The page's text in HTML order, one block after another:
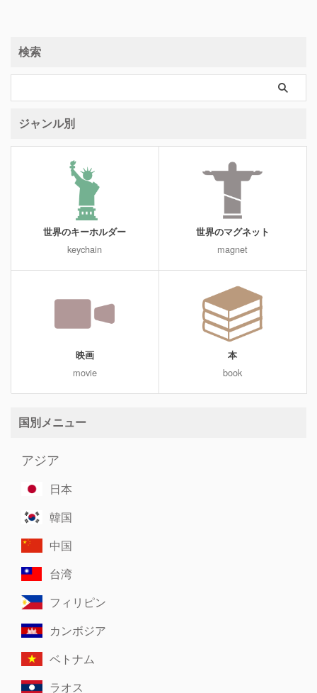
検索
ジャンル別
世界のキーホルダー
keychain
世界のマグネット
magnet
映画
movie
本
book
国別メニュー
アジア
日本
韓国
中国
台湾
フィリピン
カンボジア
ベトナム
ラオス